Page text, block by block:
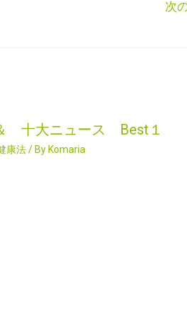
次
十大ニュース Best１
康法/ By Komaria